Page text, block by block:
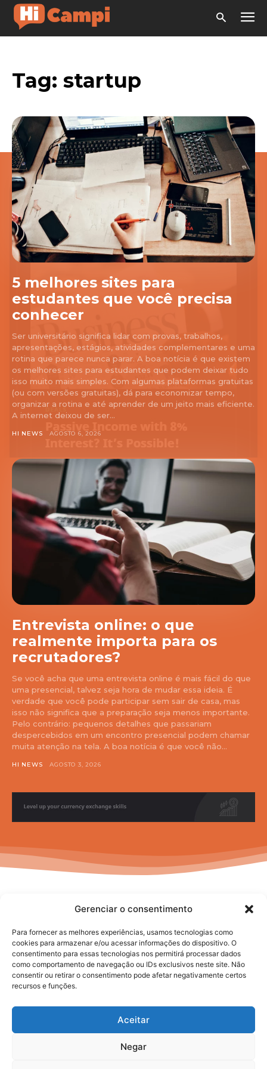
Gerenciar o consentimento
Para fornecer as melhores experiências, usamos tecnologias como
cookies para armazenar e/ou acessar informações do dispositivo. O
consentimento para essas tecnologias nos permitirá processar dados
como comportamento de navegação ou IDs exclusivos neste site. Não
consentir ou retirar o consentimento pode afetar negativamente certos
recursos e funções.
Aceitar
Negar
Tag: startup
5 melhores sites para
estudantes que você precisa
conhecer
Ser universitário significa lidar com provas, trabalhos,
apresentações, estágios, atividades complementares e uma
rotina que parece nunca parar. A boa notícia é que existem
os melhores sites para estudantes que podem deixar tudo
isso muito mais simples. Com algumas plataformas gratuitas
(ou com versões gratuitas), dá para economizar tempo,
organizar a rotina e até aprender de um jeito mais eficiente.
A internet deixou de ser...
HI NEWS AGOSTO 6, 2026
Entrevista online: o que
realmente importa para os
recrutadores?
Se você acha que uma entrevista online é mais fácil do que
uma presencial, talvez seja hora de mudar essa ideia. É
verdade que você pode participar sem sair de casa, mas
isso não significa que a preparação seja menos importante.
Pelo contrário: pequenos detalhes que passariam
despercebidos em um encontro presencial podem chamar
muita atenção na tela. A boa notícia é que você não...
HI NEWS AGOSTO 3, 2026
No posts to display